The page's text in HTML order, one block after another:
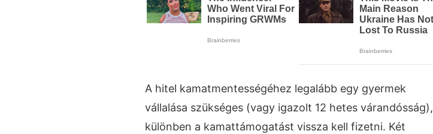
A hitel kamatmentességéhez legalább egy gyermek
vállalása szükséges (vagy igazolt 12 hetes várandósság),
különben a kamattámogatást vissza kell fizetni. Két